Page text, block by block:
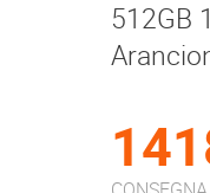
512GB